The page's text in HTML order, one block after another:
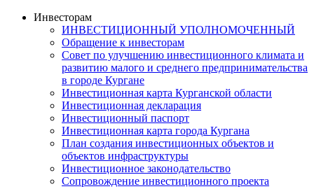
Инвесторам
ИНВЕСТИЦИОННЫЙ УПОЛНОМОЧЕННЫЙ
Обращение к инвесторам
Совет по улучшению инвестиционного климата и
развитию малого и среднего предпринимательства
в городе Кургане
Инвестиционная карта Курганской области
Инвестиционная декларация
Инвестиционный паспорт
Инвестиционная карта города Кургана
План создания инвестиционных объектов и
объектов инфраструктуры
Инвестиционное законодательство
Сопровождение инвестиционного проекта